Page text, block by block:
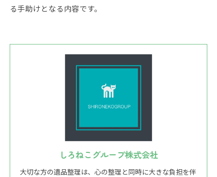
る手助けとなる内容です。
しろねこグループ株式会社
大切な方の遺品整理は、心の整理と同時に大きな負担を伴